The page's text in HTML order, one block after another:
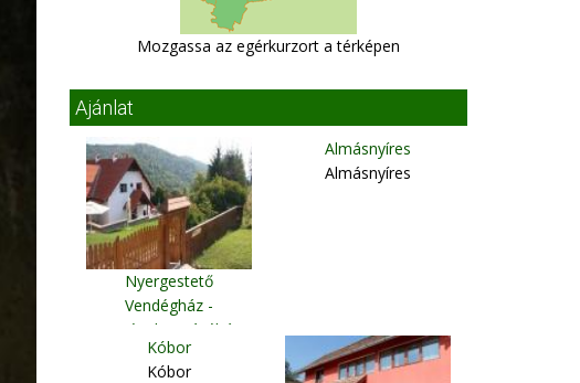
Mozgassa az egérkurzort a térképen
Ajánlat
Nyergestető
Vendégház -
Történelmi Kávéház
Csíkkozmás
Almásnyíres
Almásnyíres
Kóbor
Kóbor